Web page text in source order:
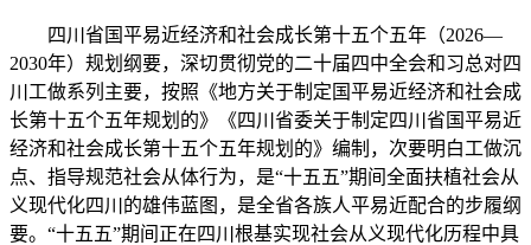
四川省国平易近经济和社会成长第十五个五年（2026—
2030年）规划纲要，深切贯彻党的二十届四中全会和习总对四
川工做系列主要，按照《地方关于制定国平易近经济和社会成
长第十五个五年规划的》《四川省委关于制定四川省国平易近
经济和社会成长第十五个五年规划的》编制，次要明白工做沉
点、指导规范社会从体行为，是“十五五”期间全面扶植社会从
义现代化四川的雄伟蓝图，是全省各族人平易近配合的步履纲
要。“十五五”期间正在四川根基实现社会从义现代化历程中具